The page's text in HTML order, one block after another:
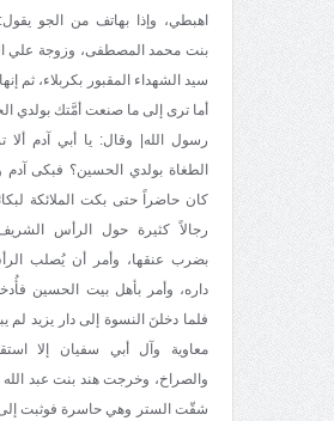
اهبطي، وإذا بهاتف من الجو
بنت محمد المصطفى، وزوجة علي
سيد الشهداء المقبور بكربلاء، ثم
أما ترى إلى ما صنعت أمَّتك بولدي
رسول الله| وقال: يا أبي آدم
الطغاة بولدي الحسين؟ فبكى
كان حاضراً حتى بكت الملائكة
رجالاً كثيرة حول الرأس
بضرب عنقها، وأمر أن يُصلب
داره، وأمر بأهل بيت الحسين
فلما دخلنَ النسوة إلى دار يزيد لم
معاوية وآل أبي سفيان إلا
والصراخ، وخرجت هند بنت عبد
شقّت الستر وهي حاسرة فوثبت إلى